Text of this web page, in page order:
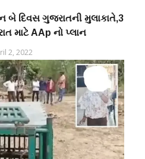
દિવસ ગુજરાતની મુલાકાતે,3
માટે AAp નો પ્લાન
2, 2022